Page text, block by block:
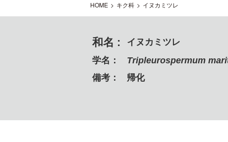
HOME > キク科 > イヌカミツレ
和名 :
イヌカミツレ
学名：
Tripleurospermum
備考：
帰化